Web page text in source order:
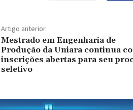
Artigo anterior
Mestrado em Engenharia de
Produção da Uniara continua
inscrições abertas para seu
seletivo